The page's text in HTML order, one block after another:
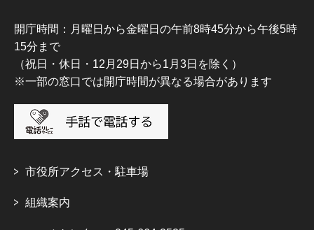
開庁時間：月曜日から金曜日の午前8時45分から午後5時
15分まで
（祝日・休日・12月29日から1月3日を除く）
※一部の窓口では開庁時間が異なる場合があります
市役所アクセス・駐車場
組織案内